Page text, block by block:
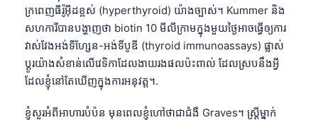
ក្រពេញធីរ៉ូអ៊ីដខ្ពស់ (hyperthyroid) យ៉ាងច្បាស់។ Kummer និង
សហការីបានបង្ហាញថា biotin 10 មីលីក្រាមក្នុងមួយថ្ងៃអាចធ្វើឲ្យការ
វាស់វែងអង់ទីហ្សែន-អង់ទីបូឌី (thyroid immunoassays) ផ្លាស់
ប្តូរយ៉ាងសំខាន់លើវេទិកាដែលងាយរងផលប៉ះពាល់ ដែលស្របនឹងអ្វី
ដែលខ្ញុំនៅតែឃើញក្នុងការអនុវត្ត។.
ខ្ញុំសួរអំពីអាហារបំប៉ន មុនពេលខ្ញុំហៅថាជាជំងឺ Graves។ ស្ត្រីម្នាក់